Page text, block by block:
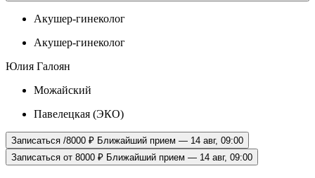
Акушер-гинеколог
Акушер-гинеколог
Юлия Галоян
Можайский
Павелецкая (ЭКО)
Записаться /8000 ₽ Ближайший прием — 14 авг, 09:00
Записаться от 8000 ₽ Ближайший прием — 14 авг, 09:00